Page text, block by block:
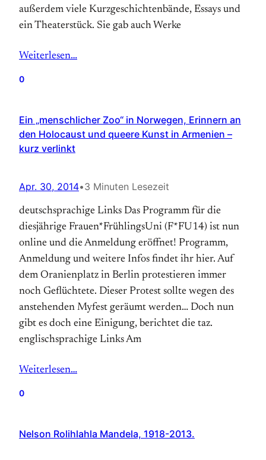
außerdem viele Kurzgeschichtenbände, Essays und
ein Theaterstück. Sie gab auch Werke
Weiterlesen…
0
Ein „menschlicher Zoo“ in Norwegen, Erinnern an
den Holocaust und queere Kunst in Armenien –
kurz verlinkt
Apr. 30, 2014•3 Minuten Lesezeit
deutschsprachige Links Das Programm für die
diesjährige Frauen*FrühlingsUni (F*FU14) ist nun
online und die Anmeldung eröffnet! Programm,
Anmeldung und weitere Infos findet ihr hier. Auf
dem Oranienplatz in Berlin protestieren immer
noch Geflüchtete. Dieser Protest sollte wegen des
anstehenden Myfest geräumt werden… Doch nun
gibt es doch eine Einigung, berichtet die taz.
englischsprachige Links Am
Weiterlesen…
0
Nelson Rolihlahla Mandela, 1918-2013.